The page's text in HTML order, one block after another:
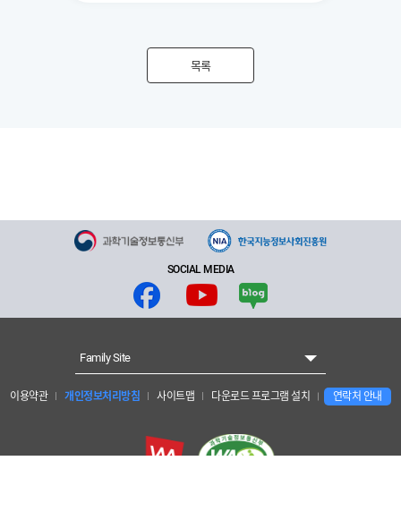
목록
SOCIAL MEDIA
이용약관 개인정보처리방침 사이트맵 다운로드 프로그램 설치 연락처 안내
Family Site